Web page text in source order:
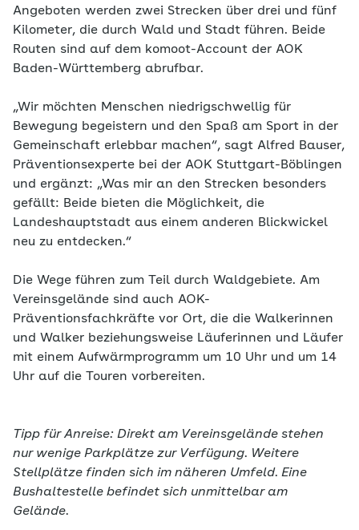
Angeboten werden zwei Strecken über drei und fünf
Kilometer, die durch Wald und Stadt führen. Beide
Routen sind auf dem komoot-Account der AOK
Baden-Württemberg abrufbar.
„Wir möchten Menschen niedrigschwellig für
Bewegung begeistern und den Spaß am Sport in der
Gemeinschaft erlebbar machen“, sagt Alfred Bauser,
Präventionsexperte bei der AOK Stuttgart-Böblingen
und ergänzt: „Was mir an den Strecken besonders
gefällt: Beide bieten die Möglichkeit, die
Landeshauptstadt aus einem anderen Blickwickel
neu zu entdecken.“
Die Wege führen zum Teil durch Waldgebiete. Am
Vereinsgelände sind auch AOK-
Präventionsfachkräfte vor Ort, die die Walkerinnen
und Walker beziehungsweise Läuferinnen und Läufer
mit einem Aufwärmprogramm um 10 Uhr und um 14
Uhr auf die Touren vorbereiten.
Tipp für Anreise: Direkt am Vereinsgelände stehen
nur wenige Parkplätze zur Verfügung. Weitere
Stellplätze finden sich im näheren Umfeld. Eine
Bushaltestelle befindet sich unmittelbar am
Gelände.